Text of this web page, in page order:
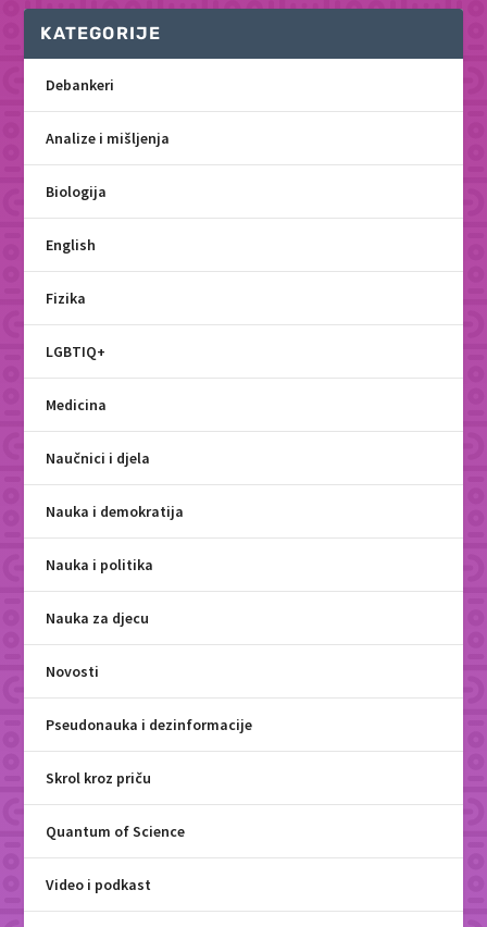
KATEGORIJE
Debankeri
Analize i mišljenja
Biologija
English
Fizika
LGBTIQ+
Medicina
Naučnici i djela
Nauka i demokratija
Nauka i politika
Nauka za djecu
Novosti
Pseudonauka i dezinformacije
Skrol kroz priču
Quantum of Science
Video i podkast